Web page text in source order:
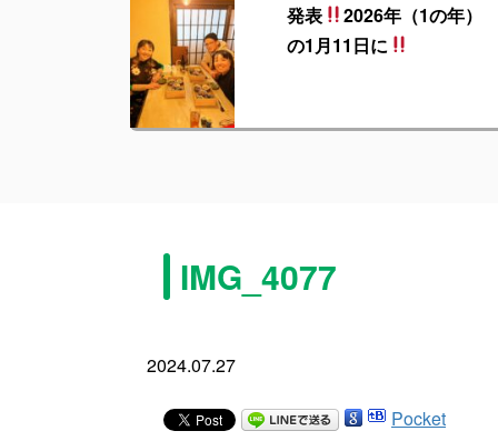
発表
2026年（1の年）
の1月11日に
IMG_4077
2024.07.27
Pocket